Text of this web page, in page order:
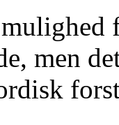
men